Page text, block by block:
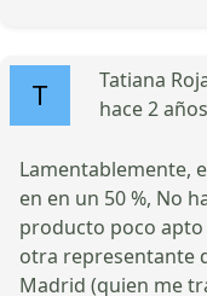
Tatiana
hace 2
Lamentablemente,
en en un 50 %, No
producto poco
otra representante
Madrid (quien me